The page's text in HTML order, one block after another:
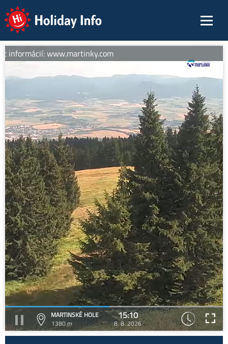
Holiday Info
www.martinky.com
MARTINSKÉ HOLE
1380 m
15:10
8. 8. 2026